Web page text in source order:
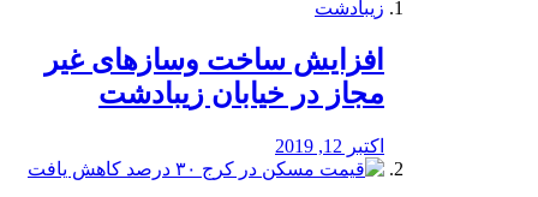
افزایش ساخت وسازهای غیر
مجاز در خیابان زیبادشت
اکتبر 12, 2019